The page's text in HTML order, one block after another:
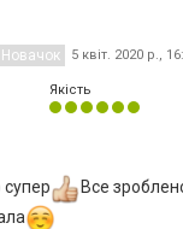
Новачок 5 квіт. 2020 р.,
Якість
супер
Все